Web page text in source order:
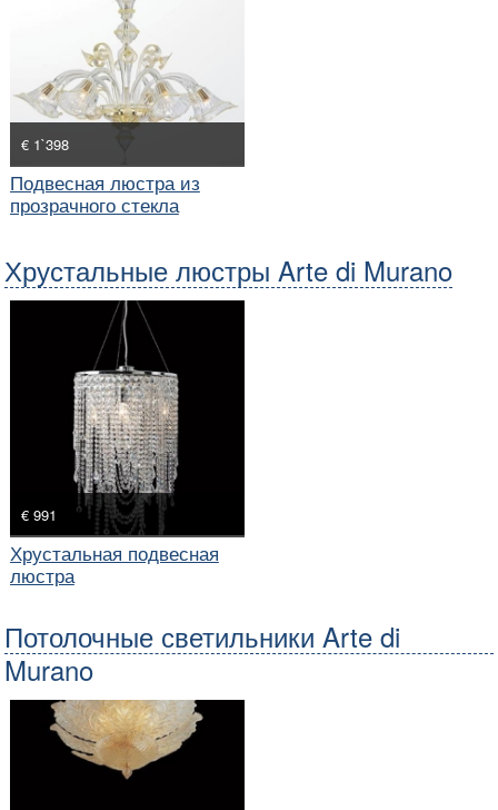
€ 1`398
Подвесная люстра из
прозрачного стекла
Хрустальные люстры Arte di Murano
€ 991
Хрустальная подвесная
люстра
Потолочные светильники Arte di
Murano